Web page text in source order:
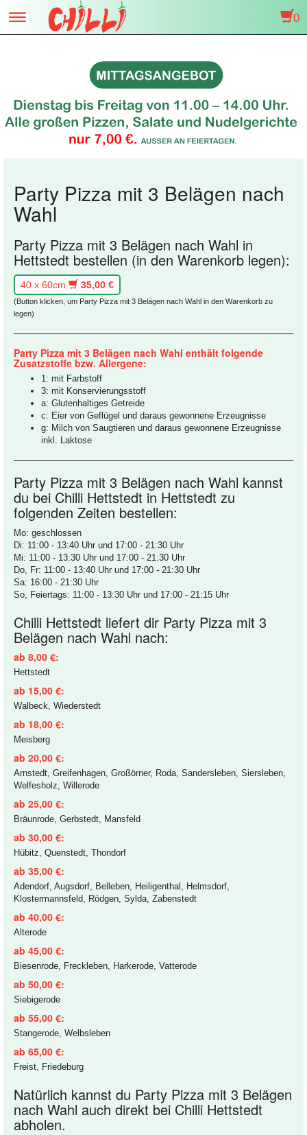
Toggle
navigation
0
Party Pizza mit 3 Belägen nach
Wahl
Party Pizza mit 3 Belägen nach Wahl in
Hettstedt bestellen (in den Warenkorb legen):
40 x 60cm 35,00 €
(Button klicken, um Party Pizza mit 3 Belägen nach Wahl in den Warenkorb zu
legen)
Party Pizza mit 3 Belägen nach Wahl enthält folgende
Zusatzstoffe bzw. Allergene:
1: mit Farbstoff
3: mit Konservierungsstoff
a: Glutenhaltiges Getreide
c: Eier von Geflügel und daraus gewonnene Erzeugnisse
g: Milch von Saugtieren und daraus gewonnene Erzeugnisse
inkl. Laktose
Party Pizza mit 3 Belägen nach Wahl kannst
du bei Chilli Hettstedt in Hettstedt zu
folgenden Zeiten bestellen:
Mo: geschlossen
Di: 11:00 - 13:40 Uhr und 17:00 - 21:30 Uhr
Mi: 11:00 - 13:30 Uhr und 17:00 - 21:30 Uhr
Do, Fr: 11:00 - 13:40 Uhr und 17:00 - 21:30 Uhr
Sa: 16:00 - 21:30 Uhr
So, Feiertags: 11:00 - 13:30 Uhr und 17:00 - 21:15 Uhr
Chilli Hettstedt liefert dir Party Pizza mit 3
Belägen nach Wahl nach:
ab 8,00 €:
Hettstedt
ab 15,00 €:
Walbeck, Wiederstedt
ab 18,00 €:
Meisberg
ab 20,00 €:
Arnstedt, Greifenhagen, Großörner, Roda, Sandersleben, Siersleben,
Welfesholz, Willerode
ab 25,00 €:
Bräunrode, Gerbstedt, Mansfeld
ab 30,00 €:
Hübitz, Quenstedt, Thondorf
ab 35,00 €:
Adendorf, Augsdorf, Belleben, Heiligenthal, Helmsdorf,
Klostermannsfeld, Rödgen, Sylda, Zabenstedt
ab 40,00 €:
Alterode
ab 45,00 €:
Biesenrode, Freckleben, Harkerode, Vatterode
ab 50,00 €:
Siebigerode
ab 55,00 €:
Stangerode, Welbsleben
ab 65,00 €:
Freist, Friedeburg
Natürlich kannst du Party Pizza mit 3 Belägen
nach Wahl auch direkt bei Chilli Hettstedt
abholen.